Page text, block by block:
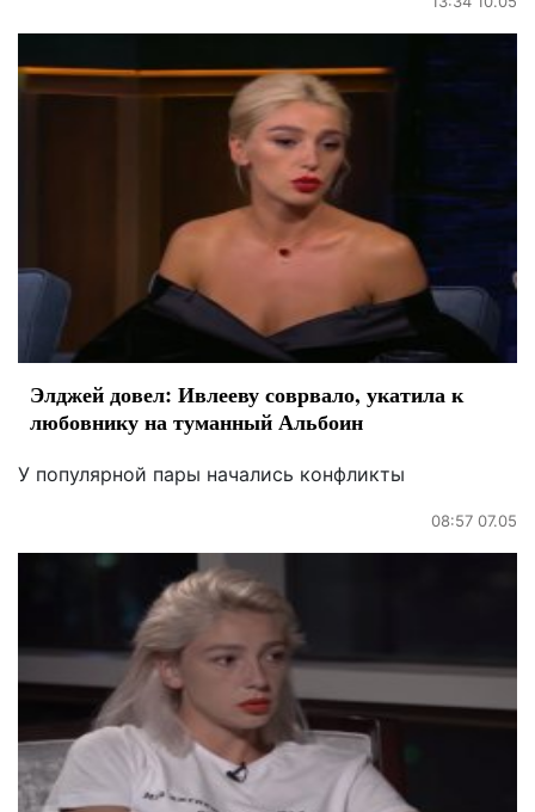
Элджей довел: Ивлееву соврвало, укатила к
любовнику на туманный Альбоин
У популярной пары начались конфликты
08:57 07.05